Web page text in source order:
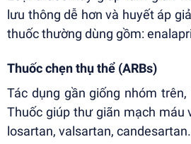
lưu thông dễ hơn và huyết áp
thuốc thường dùng gồm:
Thuốc chẹn thụ thể (ARBs)
Tác dụng gần giống nhóm
Thuốc giúp thư giãn mạch máu
losartan, valsartan,